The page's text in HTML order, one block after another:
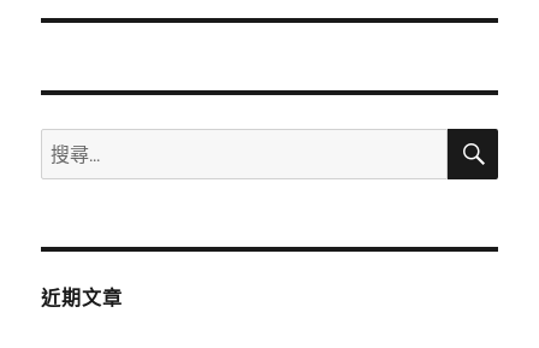
文
搜
尋
鍵
搜
近期文章